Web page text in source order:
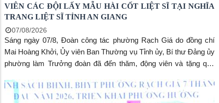
VIÊN CÁC ĐỘI LẤY MẪU HÀI CỐT LIỆT SĨ TẠI NGHĨA
TRANG LIỆT SĨ TỈNH AN GIANG
07/08/2026
Sáng ngày 07/8, Đoàn công tác phường Rạch Giá do đồng chí
Mai Hoàng Khởi, Ủy viên Ban Thường vụ Tỉnh ủy, Bí thư Đảng ủy
phường làm Trưởng đoàn đã đến thăm, động viên và tặng quà
Nghĩa trang Liệt sĩ tỉnh An Giang. Cùng tham gia đoàn có đồng chí
Bùi Trung Thực- Phó Bí thư Đảng ủy, Chủ tịch UBND phường,